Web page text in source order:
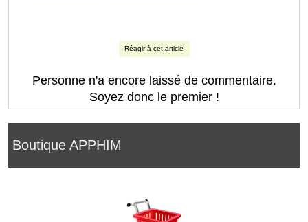
Boutique APPHIM
Réagir à cet article
Personne n'a encore laissé de commentaire.
Soyez donc le premier !